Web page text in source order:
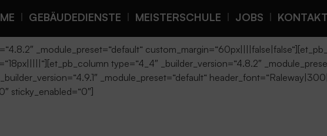
GEBÄUDEDIENSTE MEISTERSCHULE JOBS KONTAKT
_module_preset=“default“
type=“4_4″ _builder_version=“4.8.2″
_module_preset=“default“
sticky_enabled=“0″]